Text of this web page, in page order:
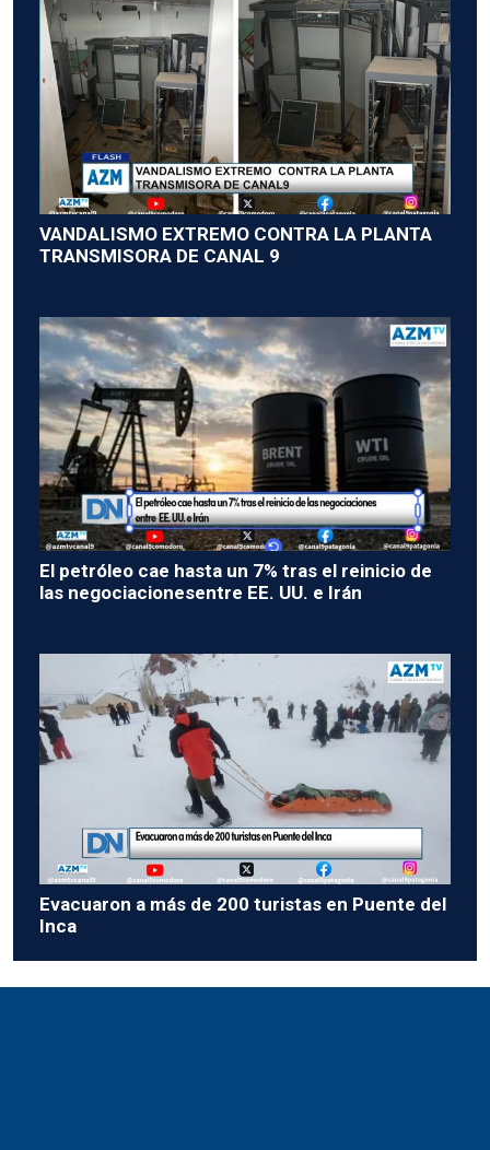
VANDALISMO EXTREMO CONTRA LA PLANTA
TRANSMISORA DE CANAL 9
El petróleo cae hasta un 7% tras el reinicio de
las negociacionesentre EE. UU. e Irán
Evacuaron a más de 200 turistas en Puente del
Inca